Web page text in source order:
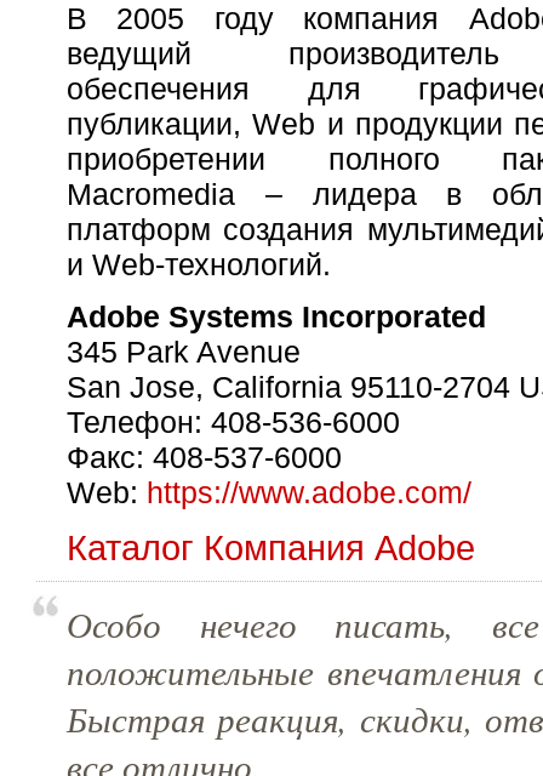
В 2005 году компания
ведущий производитель
обеспечения для
публикации, Web и продукции
приобретении полного
Macromedia – лидера в
платформ создания
и Web-технологий.
Adobe Systems Incorporated
345 Park Avenue
San Jose, California 95110-2704
Телефон: 408-536-6000
Факс: 408-537-6000
Web: https://www.adobe.com/
Каталог Компания Adobe
Особо нечего писать,
положительные впечатления
Быстрая реакция, скидки,
все отлично.